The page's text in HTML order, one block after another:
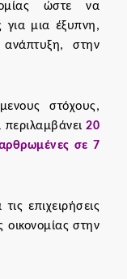
ώστε να
για μια έξυπνη,
ανάπτυξη, στην
στόχους,
περιλαμβάνει20
σε 7
επιχειρήσεις
οικονομίας στην